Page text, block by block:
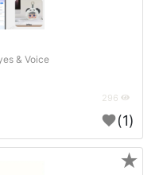
& Voice
(1)
★